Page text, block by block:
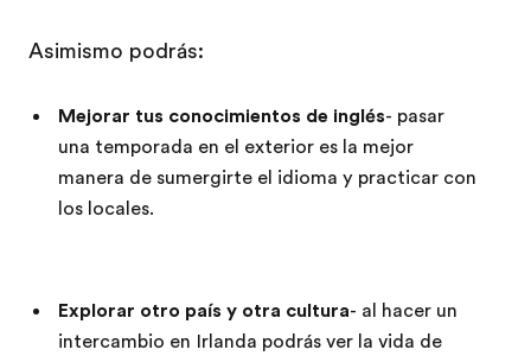
Asimismo podrás:
Mejorar tus conocimientos de inglés- pasar
una temporada en el exterior es la mejor
manera de sumergirte el idioma y practicar con
los locales.
Explorar otro país y otra cultura- al hacer un
intercambio en Irlanda podrás ver la vida de